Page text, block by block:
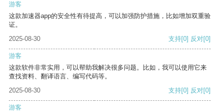
游客
这款加速器app的安全性有待提高，可以加强防护措施，比如增加双重验
证。
2025-08-30
支持[0] 反对[0]
游客
这款软件非常实用，可以帮助我解决很多问题。比如，我可以使用它来
查找资料、翻译语言、编写代码等。
2025-08-30
支持[0] 反对[0]
游客